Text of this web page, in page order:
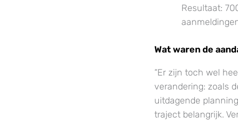
Resultaat:
Wat waren de
“Er zijn toch wel
verandering: zoals
uitdagende
traject belangrijk.